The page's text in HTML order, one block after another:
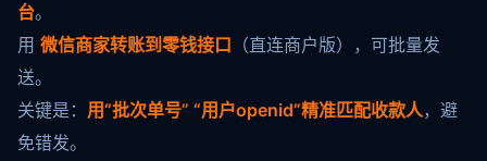
台。
用 微信商家转账到零钱接口 （直连商户版），可批量发
送。
关键是： 用“批次单号” “用户openid”精准匹配收款人，避
免错发。